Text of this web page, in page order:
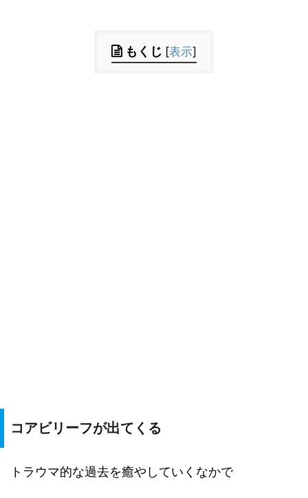
もくじ [表示]
コアビリーフが出てくる
トラウマ的な過去を癒やしていくなかで